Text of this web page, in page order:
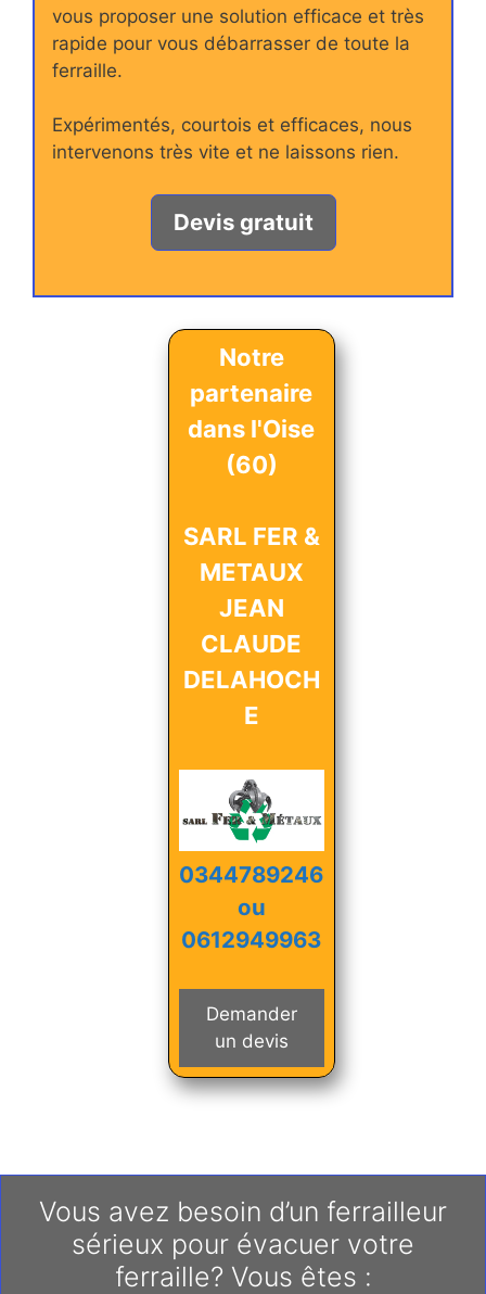
vous proposer une solution efficace et très
rapide pour vous débarrasser de toute la
ferraille.
Expérimentés, courtois et efficaces, nous
intervenons très vite et ne laissons rien.
Devis gratuit
Notre
partenaire
dans l'Oise
(60)
SARL FER &
METAUX
JEAN
CLAUDE
DELAHOCH
E
0344789246
ou
0612949963
Demander
un devis
Vous avez besoin d’un ferrailleur
sérieux pour évacuer votre
ferraille? Vous êtes :